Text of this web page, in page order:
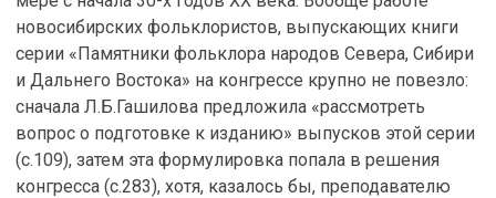
новосибирских фольклористов, выпускающих книги
серии «Памятники фольклора народов Севера, Сибири
и Дальнего Востока» на конгрессе крупно не повезло:
сначала Л.Б.Гашилова предложила «рассмотреть
вопрос о подготовке к изданию» выпусков этой серии
(с.109), затем эта формулировка попала в решения
конгресса (с.283), хотя, казалось бы, преподавателю